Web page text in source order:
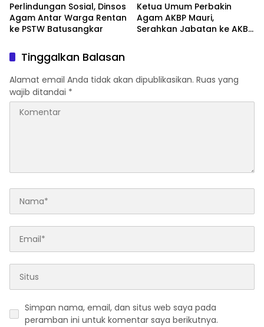
Perlindungan Sosial, Dinsos
Agam Antar Warga Rentan
ke PSTW Batusangkar
Ketua Umum Perbakin
Agam AKBP Mauri,
Serahkan Jabatan ke AKBP
Tinggalkan Balasan
Alamat email Anda tidak akan dipublikasikan. Ruas yang
wajib ditandai *
Simpan nama, email, dan situs web saya pada
peramban ini untuk komentar saya berikutnya.